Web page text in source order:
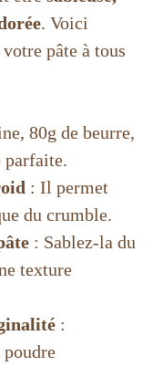
. Voici
pâte à tous
80g de beurre,
parfaite.
: Il permet
du crumble.
: Sablez-la du
texture
: